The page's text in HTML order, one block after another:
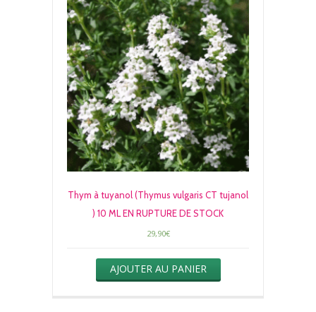
Thym à tuyanol (Thymus vulgaris CT tujanol
) 10 ML EN RUPTURE DE STOCK
29,90€
AJOUTER AU PANIER